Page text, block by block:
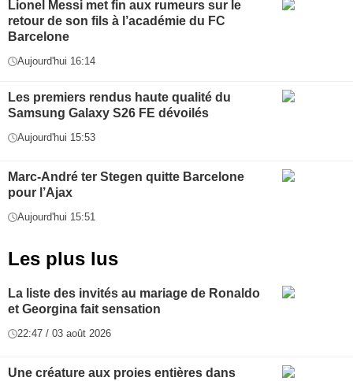
Lionel Messi met fin aux rumeurs sur le
retour de son fils à l’académie du FC
Barcelone
Aujourd'hui 16:14
Les premiers rendus haute qualité du
Samsung Galaxy S26 FE dévoilés
Aujourd'hui 15:53
Marc-André ter Stegen quitte Barcelone
pour l’Ajax
Aujourd'hui 15:51
Les plus lus
La liste des invités au mariage de Ronaldo
et Georgina fait sensation
22:47 / 03 août 2026
Une créature aux proies entières dans